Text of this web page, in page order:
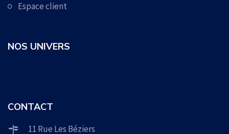
Espace client
NOS UNIVERS
CONTACT
11 Rue Les Béziers